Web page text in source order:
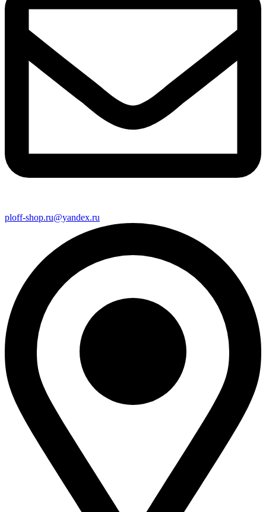
ploff-shop.ru@yandex.ru